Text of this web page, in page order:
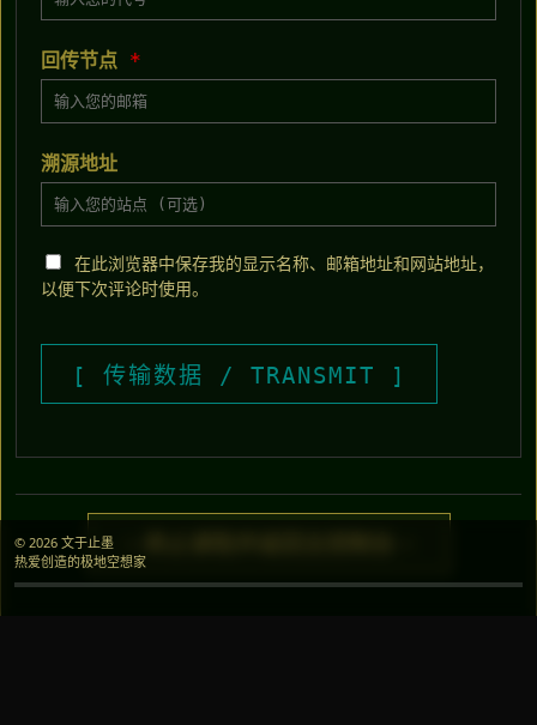
回传节点 *
溯源地址
在此浏览器中保存我的显示名称、邮箱地址和网站地址，
以便下次评论时使用。
© 2026 文于止墨
热爱创造的极地空想家